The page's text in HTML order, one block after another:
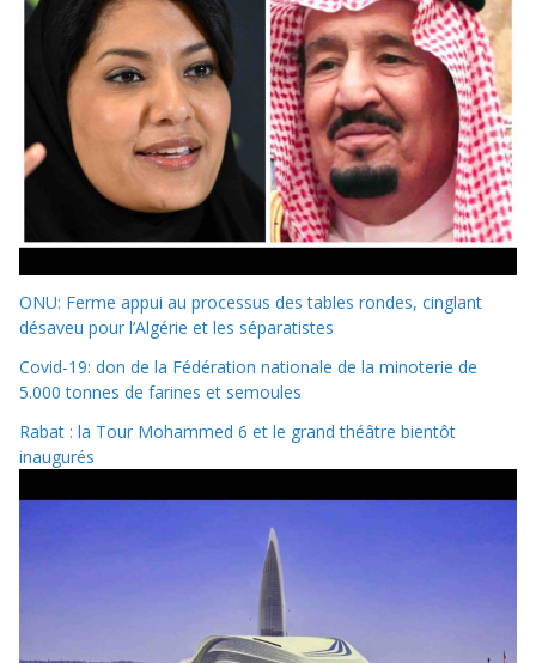
ONU: Ferme appui au processus des tables rondes, cinglant
désaveu pour l’Algérie et les séparatistes
Covid-19: don de la Fédération nationale de la minoterie de
5.000 tonnes de farines et semoules
Rabat : la Tour Mohammed 6 et le grand théâtre bientôt
inaugurés